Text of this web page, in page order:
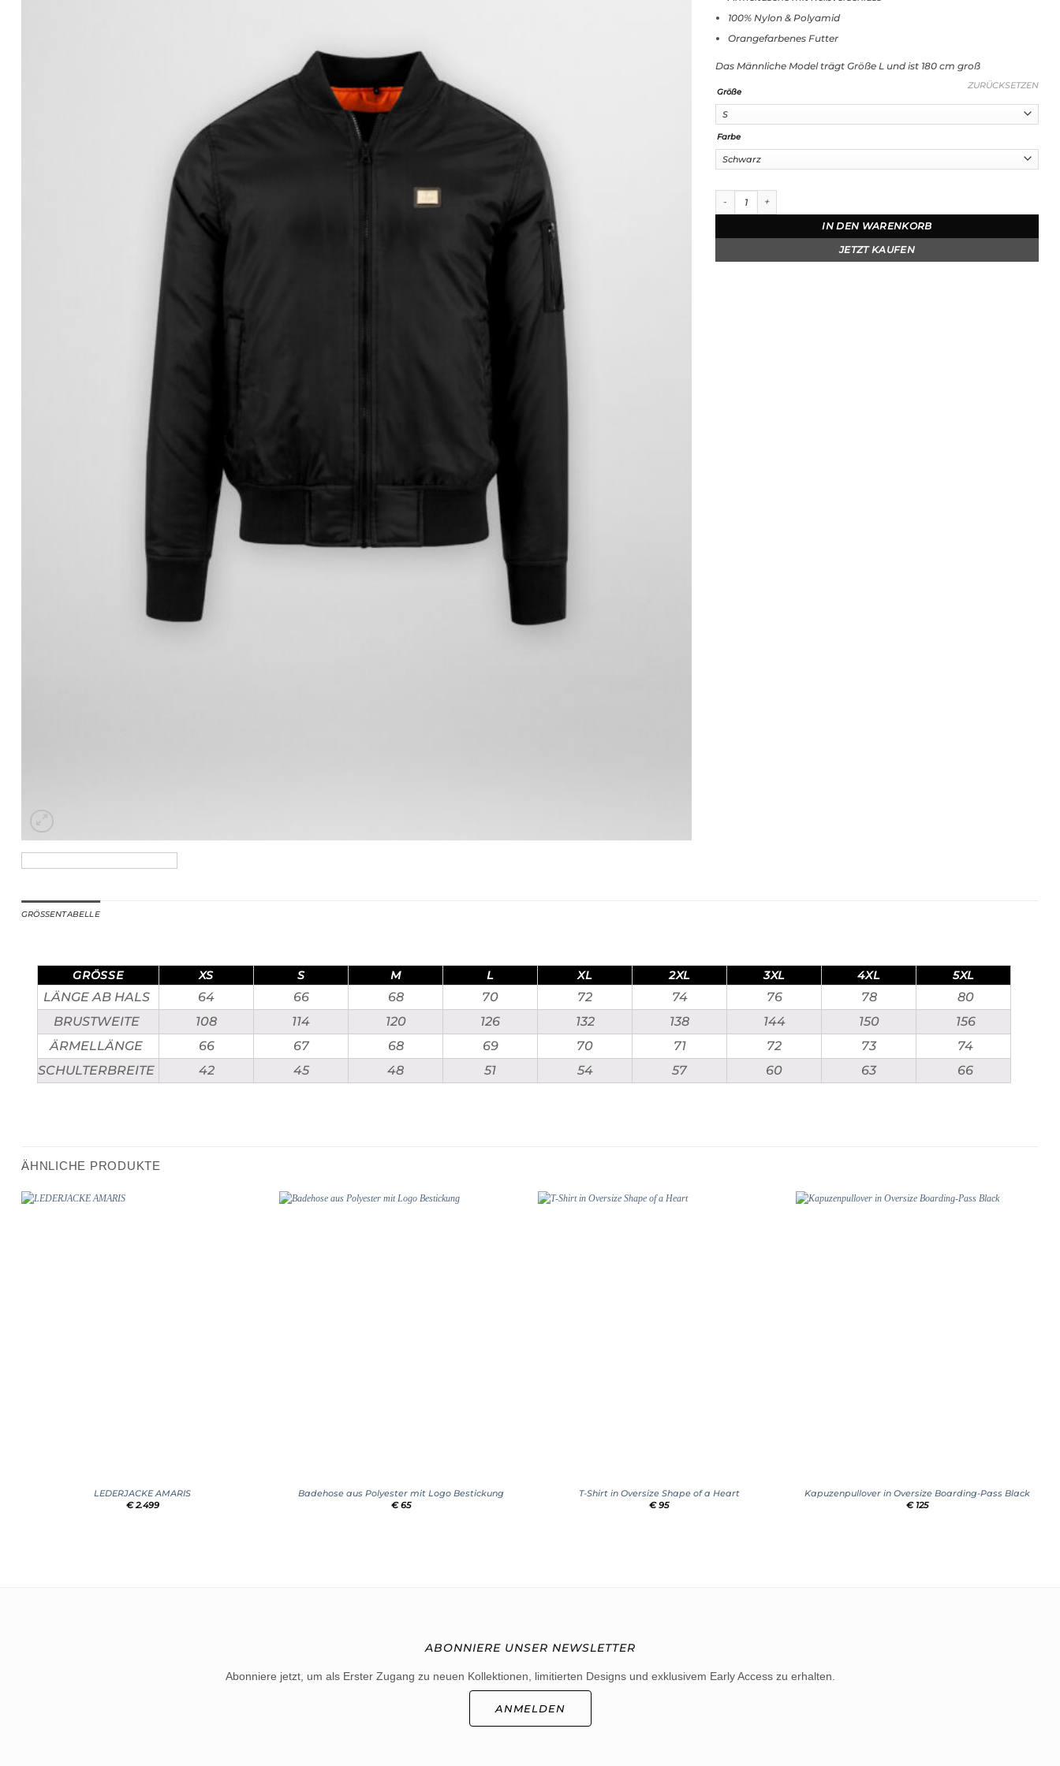
100% Nylon & Polyamid
Orangefarbenes Futter
Das Männliche Model trägt Größe L und ist 180 cm groß
Größe
Farbe
ZURÜCKSETZEN
IN DEN WARENKORB
JETZT KAUFEN
GRÖSSENTABELLE
GRÖSSE XS S M L XL 2XL 3XL 4XL 5XL
LÄNGE AB HALS 64 66 68 70 72 74 76 78
80
BRUSTWEITE
108 114 120 126 132 138 144 150
156
ÄRMELLÄNGE
66 67 68 69 70 71 72 73
74
SCHULTERBREITE
42 45 48 51 54 57 60 63 66
ÄHNLICHE PRODUKTE
LEDERJACKE AMARIS
€2.499
Badehose aus Polyester mit Logo Bestickung
€65
T-Shirt in Oversize Shape of a Heart
€95
Kapuzenpullover in Oversize Boarding-Pass Black
€125
ABONNIERE UNSER NEWSLETTER
Abonniere jetzt, um als Erster Zugang zu neuen Kollektionen, limitierten Designs und exklusivem Early Access zu erhalten.
ANMELDEN